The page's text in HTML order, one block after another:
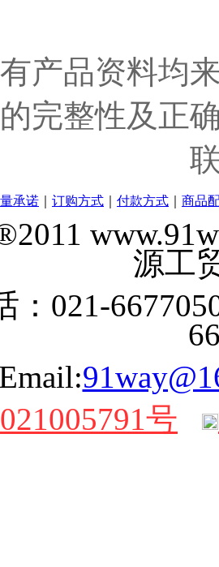
产品资料均
完整性及正
承诺 订购方式 付款方式 商品
源工
：021-
Email:
号